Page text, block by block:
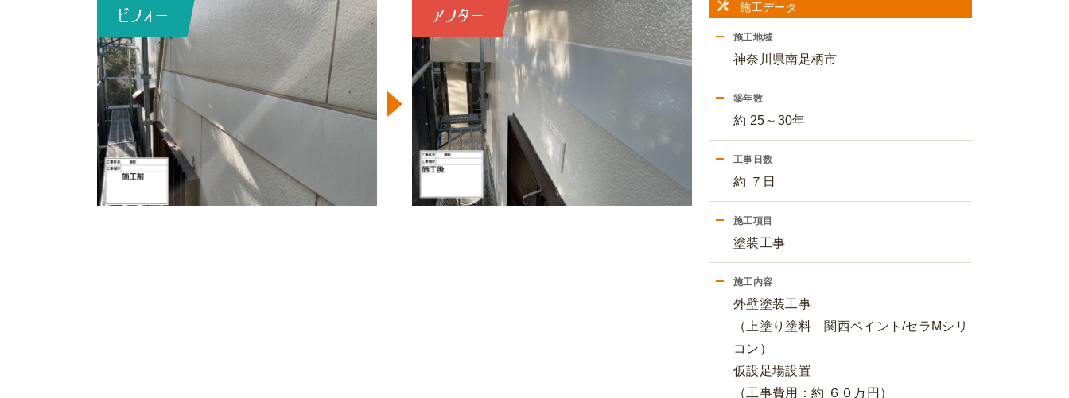
施工データ
施工地域
神奈川県南足柄市
築年数
約 25～30年
工事日数
約 ７日
施工項目
塗装工事
施工内容
外壁塗装工事
（上塗り塗料 関西ペイント/セラMシリ
コン）
仮設足場設置
（工事費用：約 ６０万円）